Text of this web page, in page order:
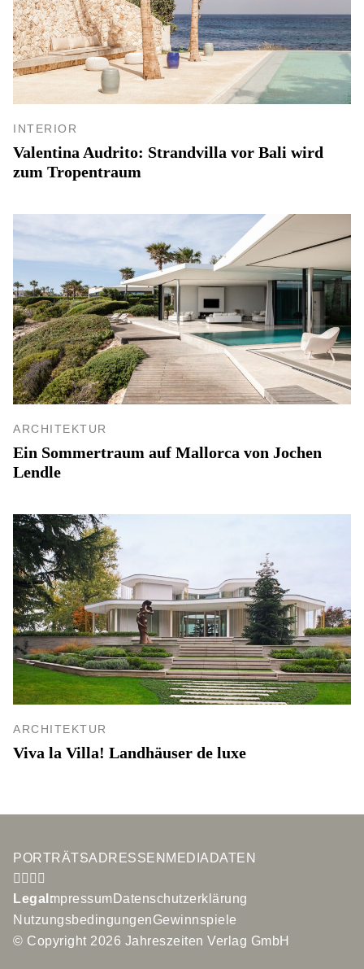
INTERIOR
Valentina Audrito: Strandvilla vor Bali wird
zum Tropentraum
ARCHITEKTUR
Ein Sommertraum auf Mallorca von Jochen
Lendle
ARCHITEKTUR
Viva la Villa! Landhäuser de luxe
PORTRÄTSADRESSEN MEDIADATEN
Legal:Impressum Datenschutzerklärung
NutzungsbedingungenGewinnspiele
© Copyright 2026 Jahreszeiten Verlag GmbH